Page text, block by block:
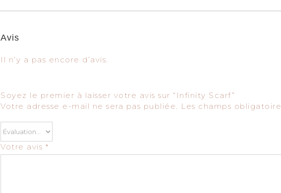
Avis
Il n’y a pas encore d’avis.
Soyez le premier à laisser votre avis sur “Infinity Scarf”
Votre adresse e-mail ne sera pas publiée.
Les champs
Votre avis *